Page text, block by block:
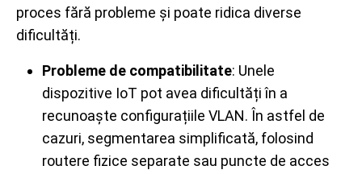
proces fără probleme și poate ridica diverse
dificultăți.
Probleme de compatibilitate: Unele
dispozitive IoT pot avea dificultăți în a
recunoaște configurațiile VLAN. În astfel de
cazuri, segmentarea simplificată, folosind
routere fizice separate sau puncte de acces